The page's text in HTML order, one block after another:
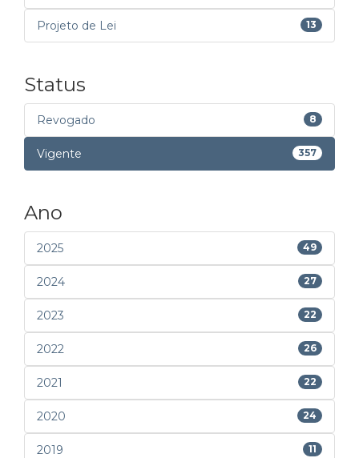
Projeto de Lei 13
Status
Revogado 8
Vigente 357
Ano
2025 49
2024 27
2023 22
2022 26
2021 22
2020 24
2019 11